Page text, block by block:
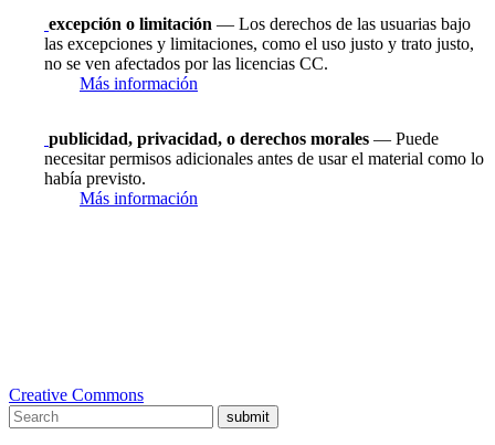
excepción o limitación — Los derechos de las usuarias bajo
las excepciones y limitaciones, como el uso justo y trato justo,
no se ven afectados por las licencias CC.
Más información
publicidad, privacidad, o derechos morales — Puede
necesitar permisos adicionales antes de usar el material como lo
había previsto.
Más información
Creative Commons
submit